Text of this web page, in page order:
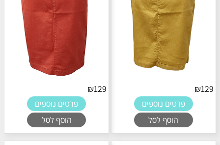
₪129
פרטים נוספים
הוסף לסל
₪129
פרטים נוספים
הוסף לסל